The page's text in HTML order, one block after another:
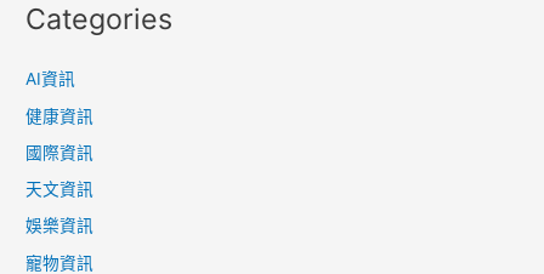
Categories
AI資訊
健康資訊
國際資訊
天文資訊
娛樂資訊
寵物資訊